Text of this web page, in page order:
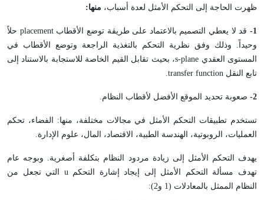
ظهرت الحاجة إلى التحكم الأمثل لعدة أسباب، منها:
1-
قد لا يعطي التصميم بالاعتماد على طريقة توضع الأقطاب placement حلاً
وحيداً. وذلك وفق نظرية التحكم بالتغذية الراجعة وتوضع الأقطاب في
المستوى العقدي s-plane، بحيث تقابل القيم الخاصة للاستجابة بالاستناد إلى
تابع النقل transfer function.
2- صعوبة تحديد الموقع الأفضل لأقطاب النظام.
تستخدم تطبيقات التحكم الأمثل في مجالات مختلفة، منها: الفضاء، تحكم
العمليات، الروبوتية، الهندسة الطبية، الاقتصاد، المال، علوم الإدارة.
يهدف التحكم الأمثل إلى زيادة مردود النظام بتكلفة أصغرية. وبوجه عام
تهدف مسألة التحكم الأمثل إلى إيجاد إشارة التحكم u التي تجعل من
النظام الممثل بالمعادلات (1 و2):